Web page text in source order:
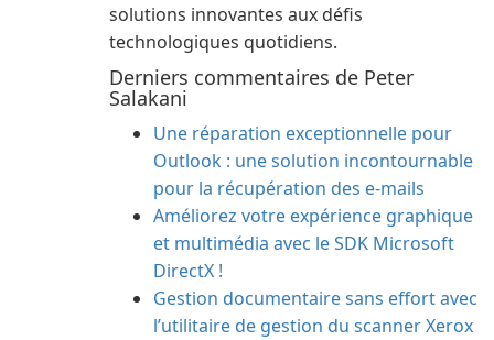
solutions innovantes aux défis
technologiques quotidiens.
Derniers commentaires de Peter
Salakani
Une réparation exceptionnelle pour
Outlook : une solution incontournable
pour la récupération des e-mails
Améliorez votre expérience graphique
et multimédia avec le SDK Microsoft
DirectX !
Gestion documentaire sans effort avec
l’utilitaire de gestion du scanner Xerox